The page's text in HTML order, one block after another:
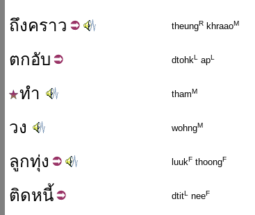
ถึงคราว theungR khraaoM
ตกอับ dtohkL apL
ทำ thamM
วง wohngM
ลูกทุ่ง luukF thoongF
ติดหนี้ dtitL neeF